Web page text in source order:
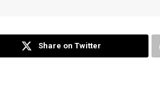
Share on Twitter